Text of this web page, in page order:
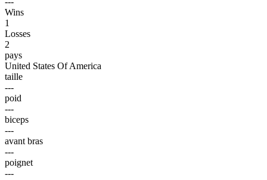
Wins
1
Losses
2
pays
United States Of America
taille
---
poid
---
biceps
---
avant bras
---
poignet
---